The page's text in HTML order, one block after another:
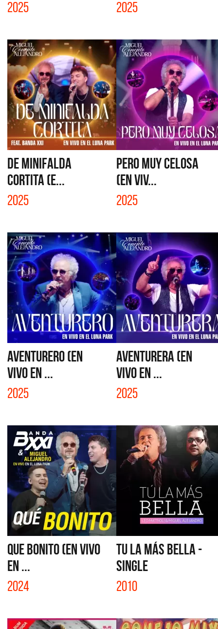
2025 2025
DE MINIFALDA
CORTITA (E...
2025
PERO MUY CELOSA
(EN VIV...
2025
AVENTURERO (EN
VIVO EN ...
2025
AVENTURERA (EN
VIVO EN ...
2025
QUE BONITO (EN VIVO
EN ...
2024
TU LA MÁS BELLA -
SINGLE
2010